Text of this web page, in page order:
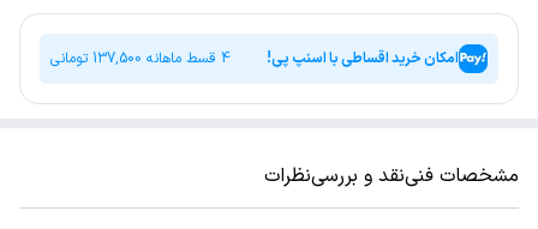
امکان خرید اقساطی با اسنپ پی! 4 قسط ماهانه 137,500 تومانی
مشخصات فنینقد و بررسینظرات